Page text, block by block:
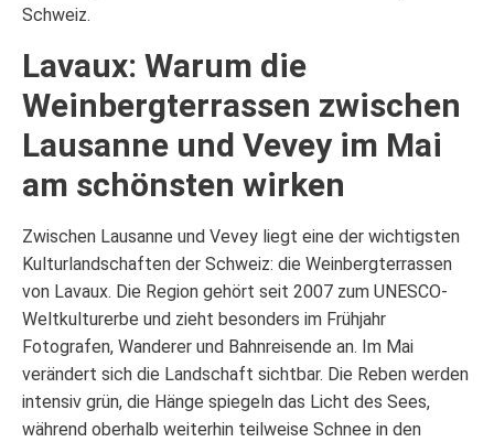
Schweiz.
Lavaux: Warum die
Weinbergterrassen zwischen
Lausanne und Vevey im Mai
am schönsten wirken
Zwischen Lausanne und Vevey liegt eine der wichtigsten
Kulturlandschaften der Schweiz: die Weinbergterrassen
von Lavaux. Die Region gehört seit 2007 zum UNESCO-
Weltkulturerbe und zieht besonders im Frühjahr
Fotografen, Wanderer und Bahnreisende an. Im Mai
verändert sich die Landschaft sichtbar. Die Reben werden
intensiv grün, die Hänge spiegeln das Licht des Sees,
während oberhalb weiterhin teilweise Schnee in den